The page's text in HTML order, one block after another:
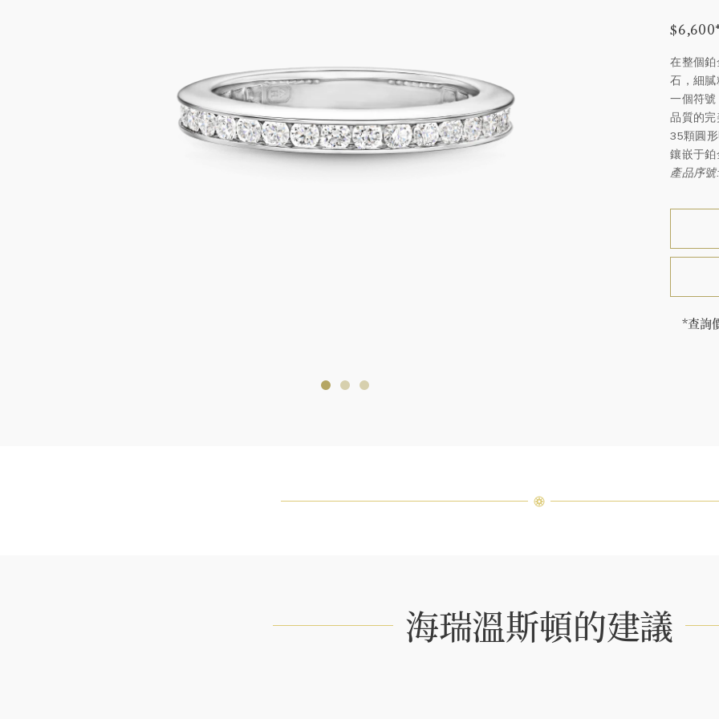
$6,600
在整個
石，細
一個符
品質的完
35顆圓
鑲嵌于鉑
產品序號
*查詢
海瑞溫斯頓的建議